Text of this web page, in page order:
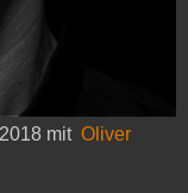
mit Oliver